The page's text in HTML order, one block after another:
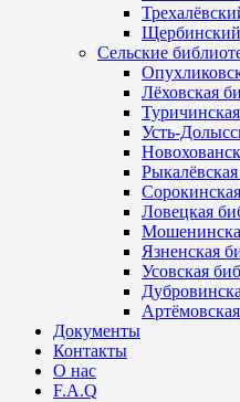
Щербинский
Сельские
Лёховская
Усть-
Ловецкая
Язненская
Усовская
Документы
Контакты
О нас
F.A.Q